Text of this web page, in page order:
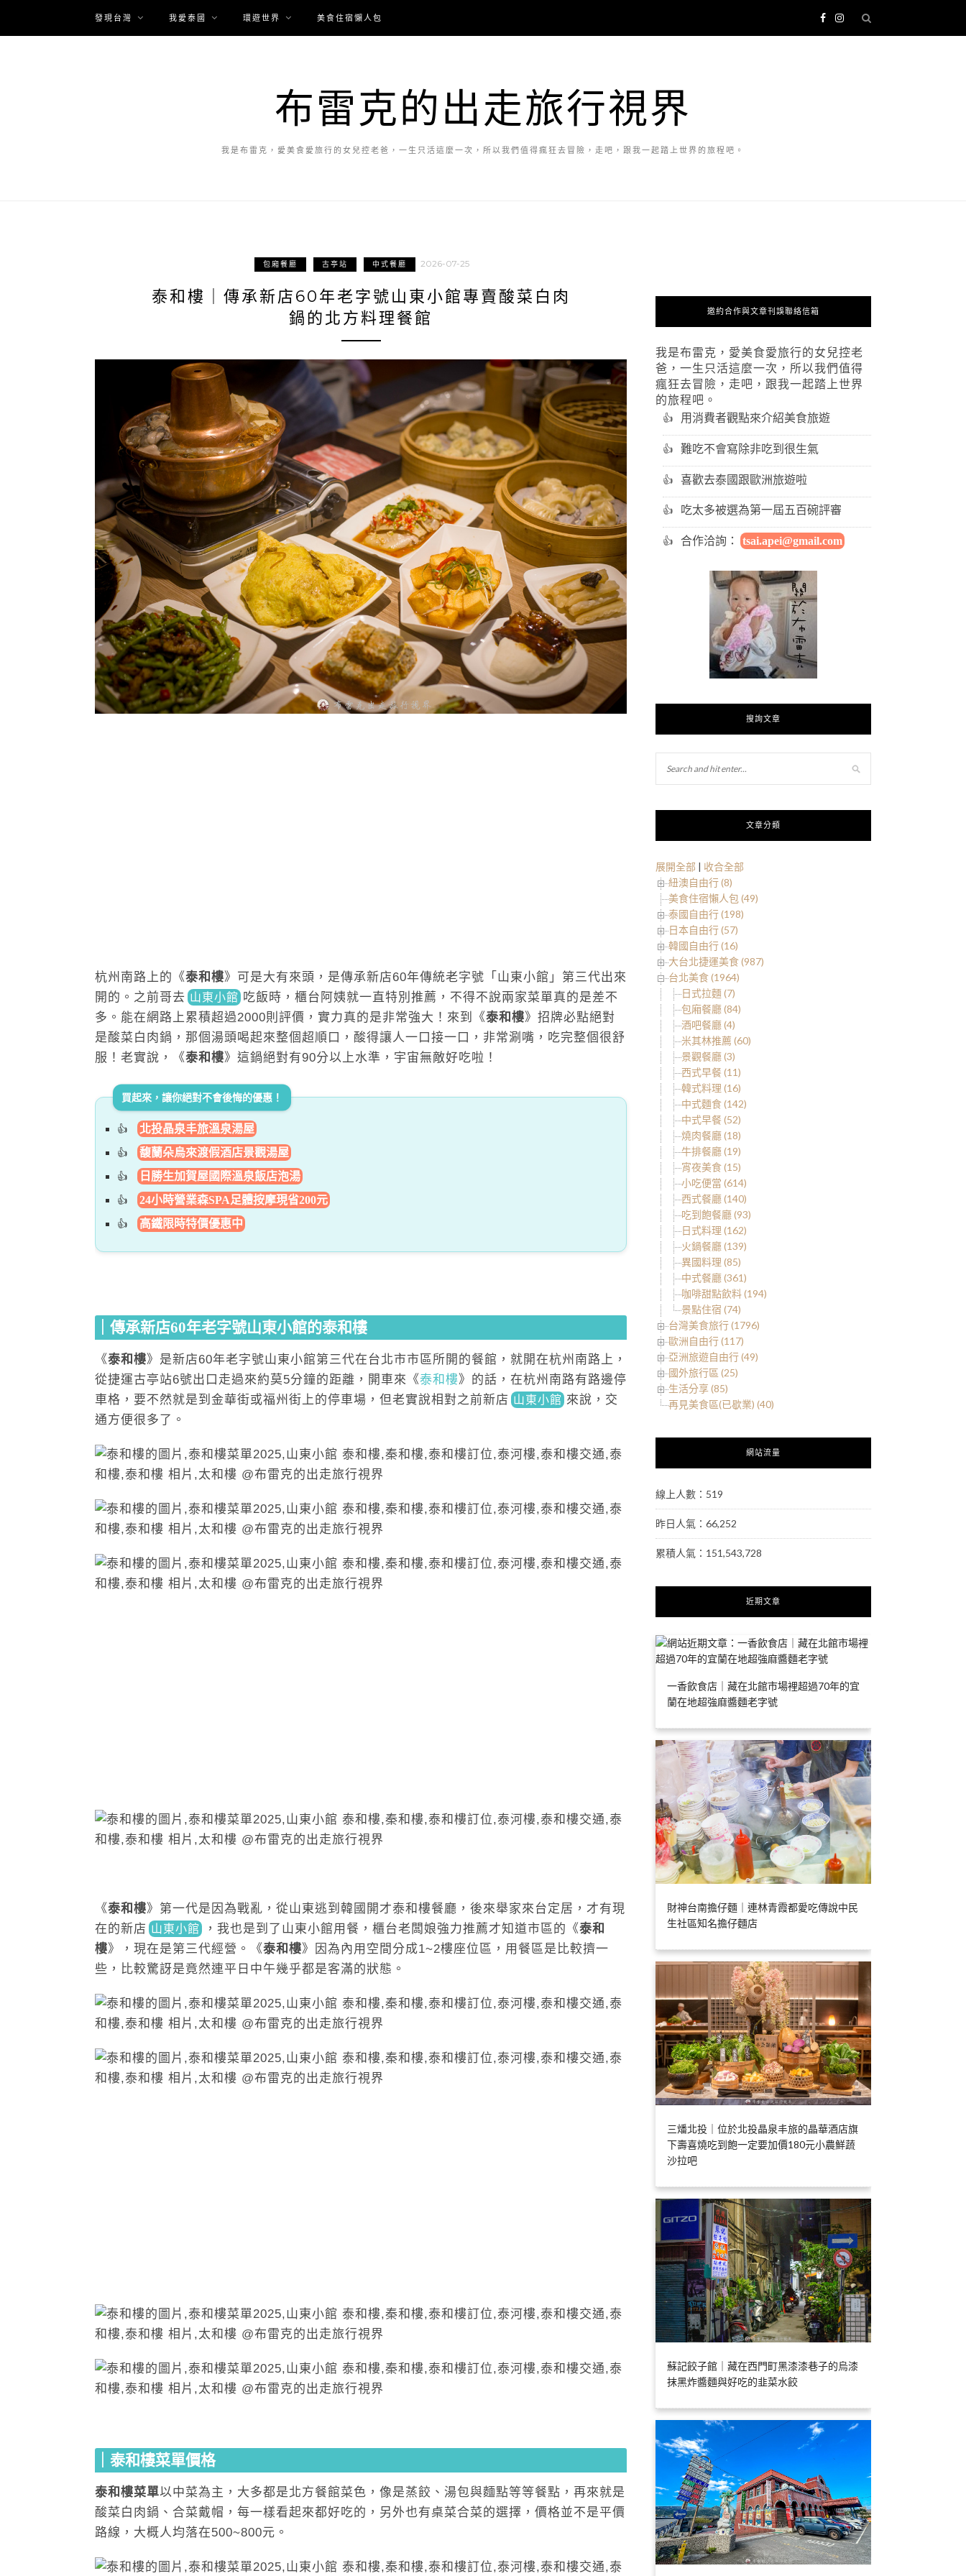
發現台灣 我愛泰國 環遊世界 美食住宿懶人包
布雷克的出走旅行視界
我是布雷克，愛美食愛旅行的女兒控老爸，一生只活這麼一次，所以我們值得瘋狂去冒險，走吧，跟我一起踏上世界的旅程吧。
包廂餐廳 古亭站 中式餐廳 2026-07-25
泰和樓｜傳承新店60年老字號山東小館專賣酸菜白肉
鍋的北方料理餐館
杭州南路上的《泰和樓》可是大有來頭，是傳承新店60年傳統老字號「山東小館」第三代出來
開的。之前哥去 山東小館 吃飯時，櫃台阿姨就一直特別推薦，不得不說兩家菜單真的是差不
多。能在網路上累積超過2000則評價，實力真的是非常強大！來到《泰和樓》招牌必點絕對
是酸菜白肉鍋，那個湯頭喝起來整個超順口，酸得讓人一口接一口，非常涮嘴，吃完整個很舒
服！老實說，《泰和樓》這鍋絕對有90分以上水準，宇宙無敵好吃啦！
買起來，讓你絕對不會後悔的優惠！
北投晶泉丰旅溫泉湯屋
馥蘭朵烏來渡假酒店景觀湯屋
日勝生加賀屋國際溫泉飯店泡湯
24小時營業森SPA足體按摩現省200元
高鐵限時特價優惠中
｜傳承新店60年老字號山東小館的泰和樓
《泰和樓》是新店60年老字號山東小館第三代在台北市市區所開的餐館，就開在杭州南路上，
從捷運古亭站6號出口走過來約莫5分鐘的距離，開車來《泰和樓》的話，在杭州南路有路邊停
車格，要不然就是到金華街或福州街上的停車場，但老實說相對之前新店 山東小館 來說，交
通方便很多了。
《泰和樓》第一代是因為戰亂，從山東逃到韓國開才泰和樓餐廳，後來舉家來台定居，才有現
在的新店 山東小館 ，我也是到了山東小館用餐，櫃台老闆娘強力推薦才知道市區的《泰和
樓》，現在是第三代經營。 《泰和樓》因為內用空間分成1~2樓座位區，用餐區是比較擠一
些，比較驚訝是竟然連平日中午幾乎都是客滿的狀態。
｜泰和樓菜單價格
泰和樓菜單以中菜為主，大多都是北方餐館菜色，像是蒸餃、湯包與麵點等等餐點，再來就是
酸菜白肉鍋、合菜戴帽，每一樣看起來都好吃的，另外也有桌菜合菜的選擇，價格並不是平價
路線，大概人均落在500~800元。
邀約合作與文章刊誤聯絡信箱
我是布雷克，愛美食愛旅行的女兒控老
爸，一生只活這麼一次，所以我們值得
瘋狂去冒險，走吧，跟我一起踏上世界
的旅程吧。
用消費者觀點來介紹美食旅遊
難吃不會寫除非吃到很生氣
喜歡去泰國跟歐洲旅遊啦
吃太多被選為第一屆五百碗評審
合作洽詢： tsai.apei@gmail.com
搜詢文章
文章分類
展開全部 | 收合全部
紐澳自由行 (8)
美食住宿懶人包 (49)
泰國自由行 (198)
日本自由行 (57)
韓國自由行 (16)
大台北捷運美食 (987)
台北美食 (1964)
日式拉麵 (7)
包廂餐廳 (84)
酒吧餐廳 (4)
米其林推薦 (60)
景觀餐廳 (3)
西式早餐 (11)
韓式料理 (16)
中式麵食 (142)
中式早餐 (52)
燒肉餐廳 (18)
牛排餐廳 (19)
宵夜美食 (15)
小吃便當 (614)
西式餐廳 (140)
吃到飽餐廳 (93)
日式料理 (162)
火鍋餐廳 (139)
異國料理 (85)
中式餐廳 (361)
咖啡甜點飲料 (194)
景點住宿 (74)
台灣美食旅行 (1796)
歐洲自由行 (117)
亞洲旅遊自由行 (49)
國外旅行區 (25)
生活分享 (85)
再見美食區(已歇業) (40)
網站流量
線上人數：519
昨日人氣：66,252
累積人氣：151,543,728
近期文章
一香飲食店｜藏在北館市場裡超過70年的宜
蘭在地超強麻醬麵老字號
財神台南擔仔麵｜連林青霞都愛吃傳說中民
生社區知名擔仔麵店
三燔北投｜位於北投晶泉丰旅的晶華酒店旗
下壽喜燒吃到飽一定要加價180元小農鮮蔬
沙拉吧
蘇記餃子館｜藏在西門町黑漆漆巷子的烏漆
抹黑炸醬麵與好吃的韭菜水餃